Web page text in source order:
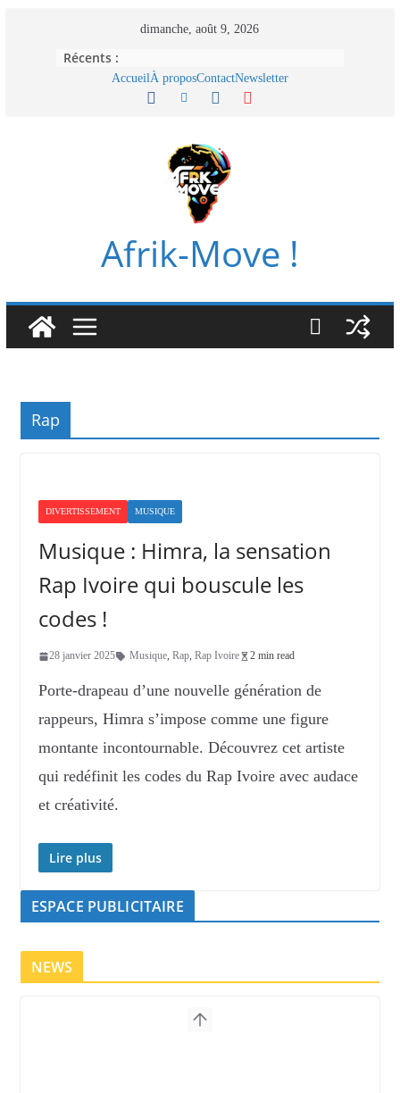
dimanche, août 9, 2026
Récents :
AccueilÀ proposContactNewsletter
Afrik-Move !
Rap
DIVERTISSEMENT MUSIQUE
Musique : Himra, la sensation
Rap Ivoire qui bouscule les
codes !
28 janvier 2025 Musique, Rap, Rap Ivoire 2 min read
Porte-drapeau d’une nouvelle génération de
rappeurs, Himra s’impose comme une figure
montante incontournable. Découvrez cet artiste
qui redéfinit les codes du Rap Ivoire avec audace
et créativité.
Lire plus
ESPACE PUBLICITAIRE
NEWS